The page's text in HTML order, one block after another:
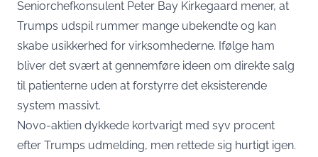
Seniorchefkonsulent Peter Bay Kirkegaard mener, at
Trumps udspil rummer mange ubekendte og kan
skabe usikkerhed for virksomhederne. Ifølge ham
bliver det svært at gennemføre ideen om direkte salg
til patienterne uden at forstyrre det eksisterende
system massivt.
Novo-aktien dykkede kortvarigt med syv procent
efter Trumps udmelding, men rettede sig hurtigt igen.